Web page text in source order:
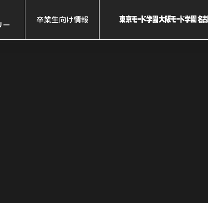
ー
卒業生向け情報